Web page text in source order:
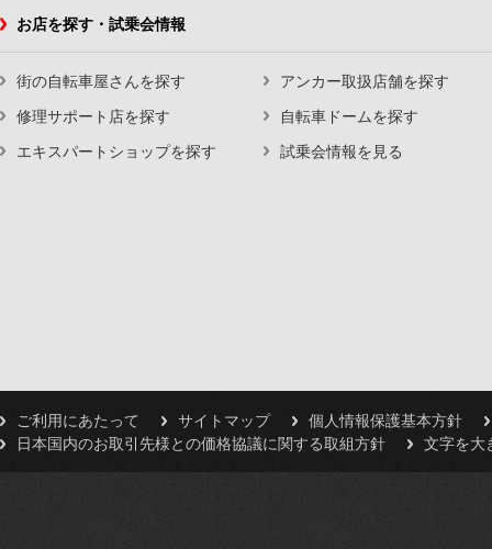
お店を探す・試乗会情報
街の自転車屋さんを探す
修理サポート店を探す
エキスパートショップを探す
アンカー取扱店舗を探す
自転車ドームを探す
試乗会情報を見る
ご利用にあたって サイトマップ
個人情報保護基本方針
日本国内のお取引先様との価格協議に関する取組方針
文字を大